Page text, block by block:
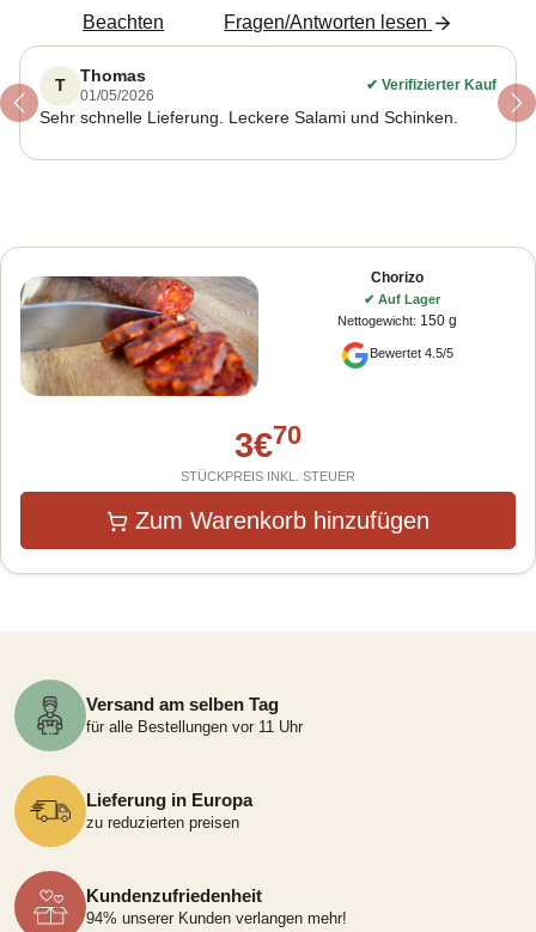
Beachten Fragen/Antworten lesen
T
Thomas
01/05/2026
✔ Verifizierter Kauf
Sehr schnelle Lieferung. Leckere Salami und Schinken.
Previous
Chorizo
✔ Auf Lager
Nettogewicht: 150 g
Bewertet 4.5/5
3€70
STÜCKPREIS INKL. STEUER
Zum Warenkorb hinzufügen
Versand am selben Tag
für alle Bestellungen vor 11 Uhr
Lieferung in Europa
zu reduzierten preisen
Kundenzufriedenheit
94% unserer Kunden verlangen mehr!